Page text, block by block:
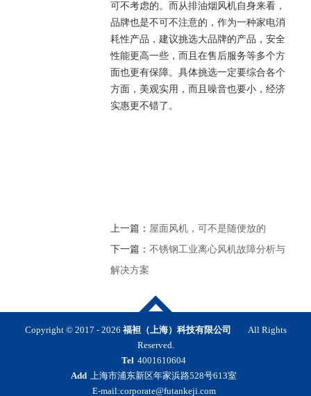
可不考虑的。而从排油烟风机自身来看，
品牌也是不可不注意的，作为一种家电消
耗性产品，建议挑选大品牌的产品，安全
性能更高一些，而且在售后服务等多个方
面也更有保障。具体挑选一定要综合各个
方面，美观实用，而且噪音也要小，经济
实惠更不错了。
上一篇： 屋面风机，可不是随便放的
下一篇：不锈钢工业离心风机故障分析与
解决方案
Copyright © 2017 - 2026 福袒（上海）科技有限公司
All Rights
Reserved.
Tel 4001610604
Add 上海市浦东新区年家浜路528号613室
E-mail:corporate@futankeji.com